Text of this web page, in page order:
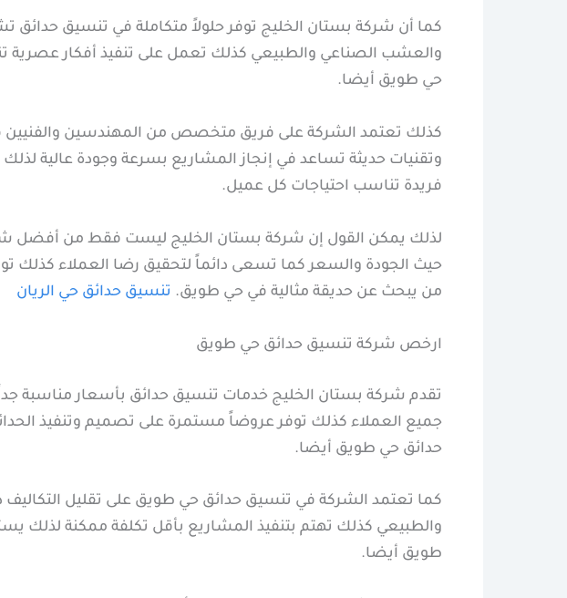
كما أن شركة بستان الخليج توفر حلولاً متكاملة في تنسيق حدائق
والعشب الصناعي والطبيعي كذلك تعمل على تنفيذ أفكار عصرية
حي طويق أيضا.
كذلك تعتمد الشركة على فريق متخصص من المهندسين والفنيين
وتقنيات حديثة تساعد في إنجاز المشاريع بسرعة وجودة عالية
فريدة تناسب احتياجات كل عميل.
لذلك يمكن القول إن شركة بستان الخليج ليست فقط من أفضل
حيث الجودة والسعر كما تسعى دائماً لتحقيق رضا العملاء كذلك
من يبحث عن حديقة مثالية في حي طويق. تنسيق حدائق حي الريان
ارخص شركة تنسيق حدائق حي طويق
تقدم شركة بستان الخليج خدمات تنسيق حدائق بأسعار مناسبة
جميع العملاء كذلك توفر عروضاً مستمرة على تصميم وتنفيذ
حدائق حي طويق أيضا.
كما تعتمد الشركة في تنسيق حدائق حي طويق على تقليل التكاليف
والطبيعي كذلك تهتم بتنفيذ المشاريع بأقل تكلفة ممكنة
طويق أيضا.